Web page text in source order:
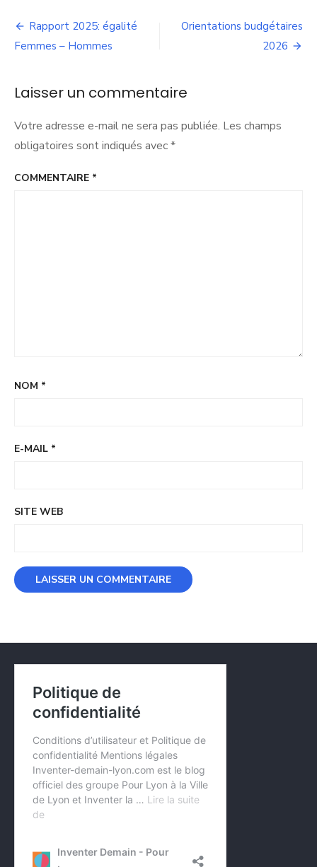
et
Navigation
de
Rapport 2025: égalité
Femmes – Hommes
Orientations budgétaires
2026
Laisser un commentaire
Votre adresse e-mail ne sera pas publiée. Les champs
obligatoires sont indiqués avec*
COMMENTAIRE *
NOM *
E-MAIL *
SITE WEB